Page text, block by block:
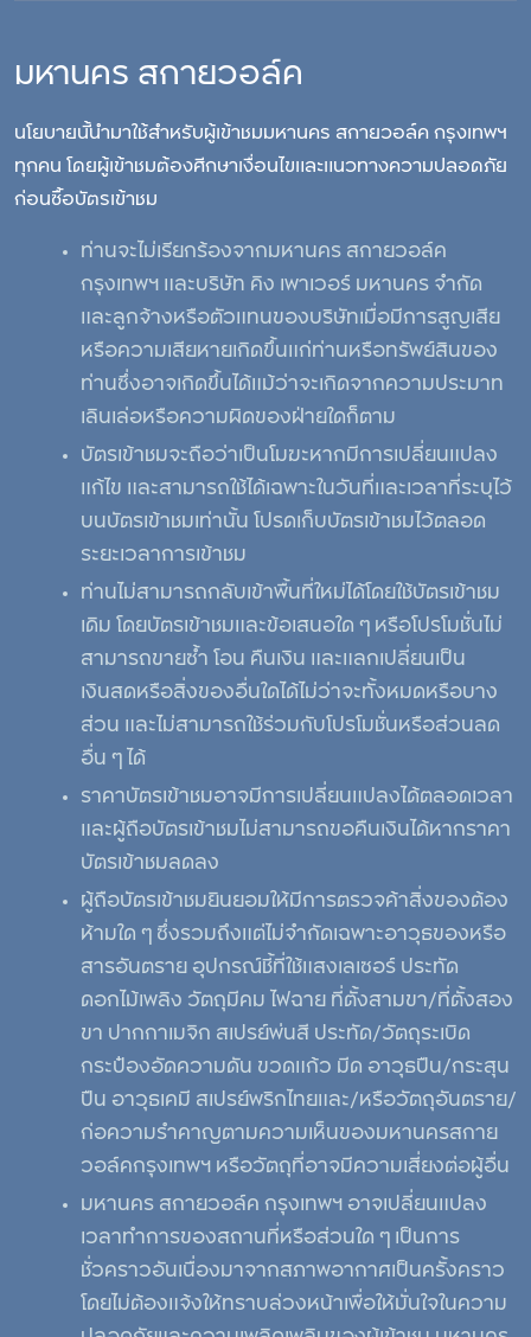
มหานคร สกายวอล์ค
นโยบายนี้นำมาใช้สำหรับผู้เข้าชมมหานคร สกายวอล์ค กรุงเทพฯ
ทุกคน โดยผู้เข้าชมต้องศีกษาเงื่อนไขและแนวทางความปลอดภัย
ก่อนซื้อบัตรเข้าชม
ท่านจะไม่เรียกร้องจากมหานคร สกายวอล์ค
กรุงเทพฯ และบริษัท คิง เพาเวอร์ มหานคร จำกัด
และลูกจ้างหรือตัวแทนของบริษัทเมื่อมีการสูญเสีย
หรือความเสียหายเกิดขึ้นแก่ท่านหรือทรัพย์สินของ
ท่านซึ่งอาจเกิดขึ้นได้แม้ว่าจะเกิดจากความประมาท
เลินเล่อหรือความผิดของฝ่ายใดก็ตาม
บัตรเข้าชมจะถือว่าเป็นโมฆะหากมีการเปลี่ยนแปลง
แก้ไข และสามารถใช้ได้เฉพาะในวันที่และเวลาที่ระบุไว้
บนบัตรเข้าชมเท่านั้น โปรดเก็บบัตรเข้าชมไว้ตลอด
ระยะเวลาการเข้าชม
ท่านไม่สามารถกลับเข้าพื้นที่ใหม่ได้โดยใช้บัตรเข้าชม
เดิม โดยบัตรเข้าชมและข้อเสนอใด ๆ หรือโปรโมชั่นไม่
สามารถขายซ้ำ โอน คืนเงิน และแลกเปลี่ยนเป็น
เงินสดหรือสิ่งของอื่นใดได้ไม่ว่าจะทั้งหมดหรือบาง
ส่วน และไม่สามารถใช้ร่วมกับโปรโมชั่นหรือส่วนลด
อื่น ๆ ได้
ราคาบัตรเข้าชมอาจมีการเปลี่ยนแปลงได้ตลอดเวลา
และผู้ถือบัตรเข้าชมไม่สามารถขอคืนเงินได้หากราคา
บัตรเข้าชมลดลง
ผู้ถือบัตรเข้าชมยินยอมให้มีการตรวจค้าสิ่งของต้อง
ห้ามใด ๆ ซึ่งรวมถึงแต่ไม่จำกัดเฉพาะอาวุธของหรือ
สารอันตราย อุปกรณ์ชี้ที่ใช้แสงเลเซอร์ ประทัด
ดอกไม้เพลิง วัตถุมีคม ไฟฉาย ที่ตั้งสามขา/ที่ตั้งสอง
ขา ปากกาเมจิก สเปรย์พ่นสี ประทัด/วัตถุระเบิด
กระป๋องอัดความดัน ขวดแก้ว มีด อาวุธปืน/กระสุน
ปืน อาวุธเคมี สเปรย์พริกไทยและ/หรือวัตถุอันตราย/
ก่อความรำคาญตามความเห็นของมหานครสกาย
วอล์คกรุงเทพฯ หรือวัตถุที่อาจมีความเสี่ยงต่อผู้อื่น
มหานคร สกายวอล์ค กรุงเทพฯ อาจเปลี่ยนแปลง
เวลาทำการของสถานที่หรือส่วนใด ๆ เป็นการ
ชั่วคราวอันเนื่องมาจากสภาพอากาศเป็นครั้งคราว
โดยไม่ต้องแจ้งให้ทราบล่วงหน้าเพื่อให้มั่นใจในความ